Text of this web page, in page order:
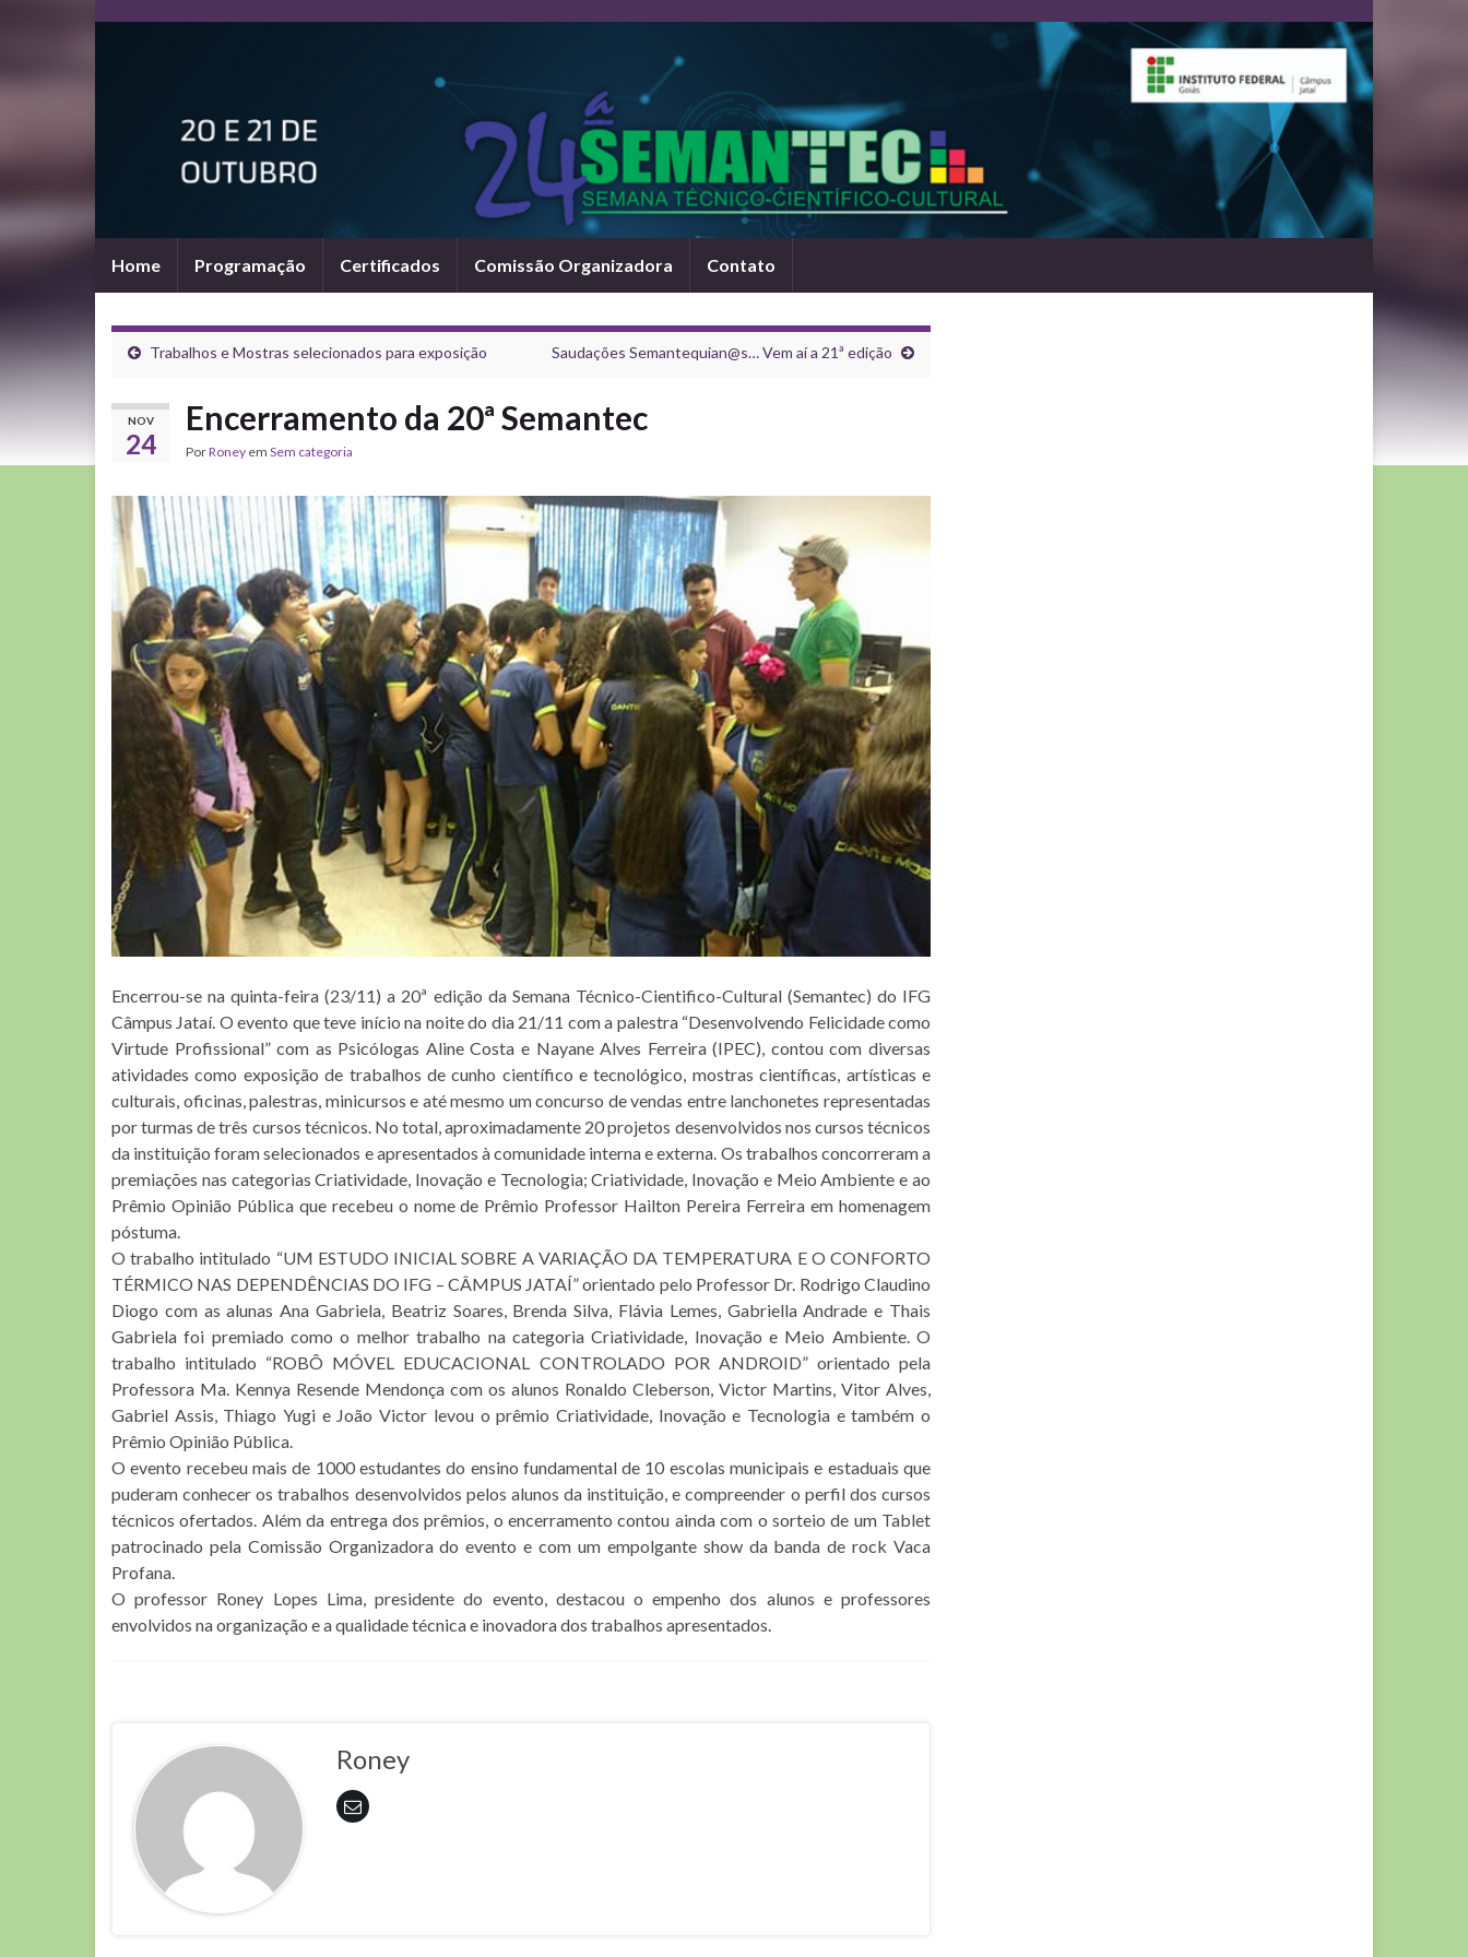
Home Programação Certificados Comissão Organizadora Contato
Trabalhos e Mostras selecionados para exposição Saudações Semantequian@s… Vem aí a 21ª edição
NOV
24
Encerramento da 20ª Semantec
PorRoney em Sem categoria
Encerrou-se na quinta-feira (23/11) a 20ª edição da Semana Técnico-Cientifico-Cultural (Semantec) do IFG
Câmpus Jataí. O evento que teve início na noite do dia 21/11 com a palestra “Desenvolvendo Felicidade como
Virtude Profissional” com as Psicólogas Aline Costa e Nayane Alves Ferreira (IPEC), contou com diversas
atividades como exposição de trabalhos de cunho científico e tecnológico, mostras científicas, artísticas e
culturais, oficinas, palestras, minicursos e até mesmo um concurso de vendas entre lanchonetes representadas
por turmas de três cursos técnicos. No total, aproximadamente 20 projetos desenvolvidos nos cursos técnicos
da instituição foram selecionados e apresentados à comunidade interna e externa. Os trabalhos concorreram a
premiações nas categorias Criatividade, Inovação e Tecnologia; Criatividade, Inovação e Meio Ambiente e ao
Prêmio Opinião Pública que recebeu o nome de Prêmio Professor Hailton Pereira Ferreira em homenagem
póstuma.
O trabalho intitulado “UM ESTUDO INICIAL SOBRE A VARIAÇÃO DA TEMPERATURA E O CONFORTO
TÉRMICO NAS DEPENDÊNCIAS DO IFG – CÂMPUS JATAÍ” orientado pelo Professor Dr. Rodrigo Claudino
Diogo com as alunas Ana Gabriela, Beatriz Soares, Brenda Silva, Flávia Lemes, Gabriella Andrade e Thais
Gabriela foi premiado como o melhor trabalho na categoria Criatividade, Inovação e Meio Ambiente. O
trabalho intitulado “ROBÔ MÓVEL EDUCACIONAL CONTROLADO POR ANDROID” orientado pela
Professora Ma. Kennya Resende Mendonça com os alunos Ronaldo Cleberson, Victor Martins, Vitor Alves,
Gabriel Assis, Thiago Yugi e João Victor levou o prêmio Criatividade, Inovação e Tecnologia e também o
Prêmio Opinião Pública.
O evento recebeu mais de 1000 estudantes do ensino fundamental de 10 escolas municipais e estaduais que
puderam conhecer os trabalhos desenvolvidos pelos alunos da instituição, e compreender o perfil dos cursos
técnicos ofertados. Além da entrega dos prêmios, o encerramento contou ainda com o sorteio de um Tablet
patrocinado pela Comissão Organizadora do evento e com um empolgante show da banda de rock Vaca
Profana.
O professor Roney Lopes Lima, presidente do evento, destacou o empenho dos alunos e professores
envolvidos na organização e a qualidade técnica e inovadora dos trabalhos apresentados.
Roney